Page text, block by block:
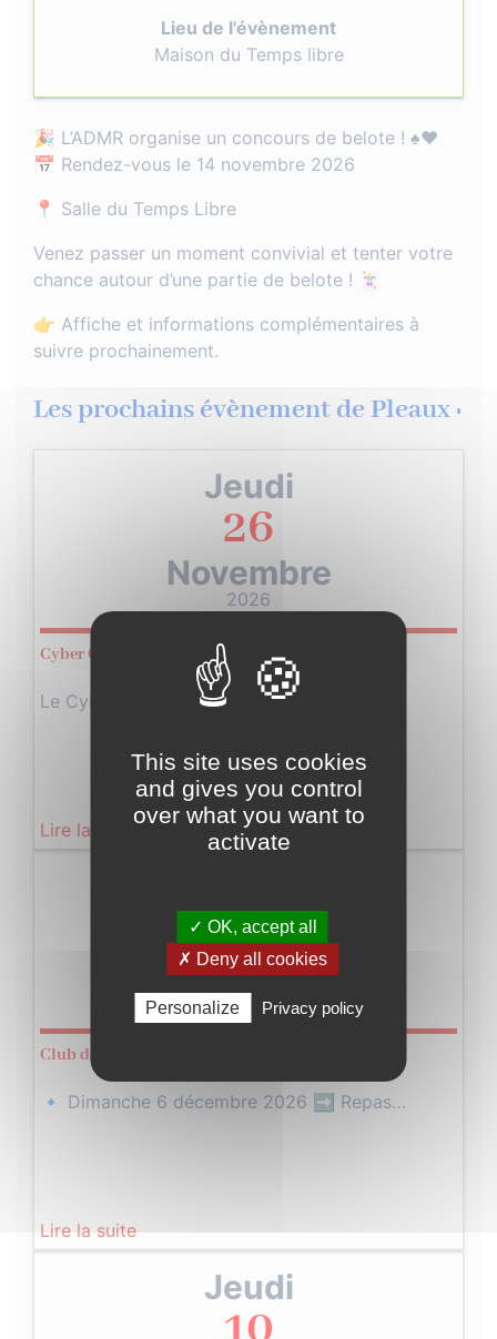
Lieu de l'évènement
Maison du Temps libre
🎉 L’ADMR organise un concours de belote ! ♠️♥️
📅 Rendez-vous le 14 novembre 2026
📍 Salle du Temps Libre
Venez passer un moment convivial et tenter votre
chance autour d’une partie de belote ! 🃏
👉 Affiche et informations complémentaires à
suivre prochainement.
Les prochains évènement de Pleaux :
Jeudi
26
Novembre
2026
Cyber Cantal Bus
Le Cyber Cantal Bus est une initiative…
Lire la suite
06
Décembre
2026
Club de Saint-Christophe-les-Gorges – Belote
🔹 Dimanche 6 décembre 2026 ➡️ Repas…
Lire la suite
Jeudi
This site uses cookies
and gives you control
over what you want to
activate
✓ OK, accept all
✗ Deny all cookies
Personalize Privacy policy